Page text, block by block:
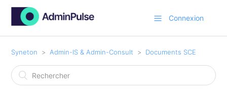
Connexion
Syneton Admin-IS & Admin-Consult Documents SCE